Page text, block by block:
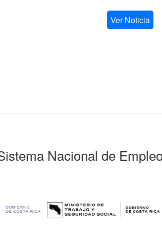
Ver Noticia
Nacional de